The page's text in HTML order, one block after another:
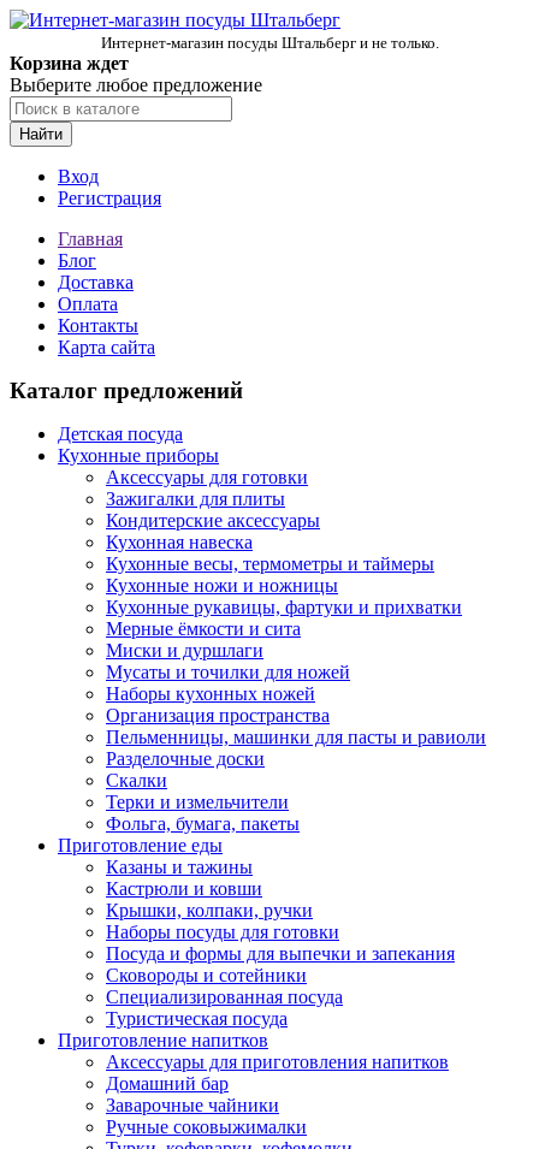
Интернет-магазин посуды Штальберг и не только.
Корзина ждет
Выберите любое предложение
Найти
Вход
Регистрация
Главная
Блог
Доставка
Оплата
Контакты
Карта сайта
Каталог предложений
Детская посуда
Кухонные приборы
Аксессуары для готовки
Зажигалки для плиты
Кондитерские аксессуары
Кухонная навеска
Кухонные весы, термометры и таймеры
Кухонные ножи и ножницы
Кухонные рукавицы, фартуки и прихватки
Мерные ёмкости и сита
Миски и дуршлаги
Мусаты и точилки для ножей
Наборы кухонных ножей
Организация пространства
Пельменницы, машинки для пасты и равиоли
Разделочные доски
Скалки
Терки и измельчители
Фольга, бумага, пакеты
Приготовление еды
Казаны и тажины
Кастрюли и ковши
Крышки, колпаки, ручки
Наборы посуды для готовки
Посуда и формы для выпечки и запекания
Сковороды и сотейники
Специализированная посуда
Туристическая посуда
Приготовление напитков
Аксессуары для приготовления напитков
Домашний бар
Заварочные чайники
Ручные соковыжималки